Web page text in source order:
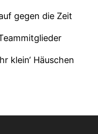
gegen die Zeit
klein‘ Häuschen